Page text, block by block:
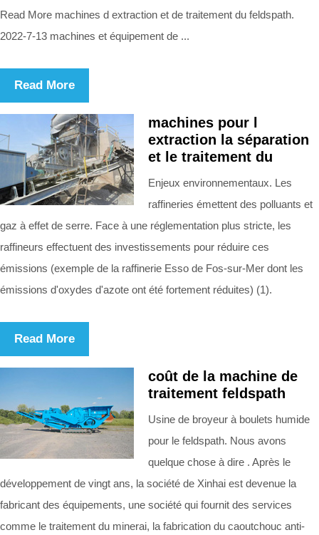
Read More machines d extraction et de traitement du feldspath.
2022-7-13 machines et équipement de ...
Read More
machines pour l
extraction la séparation
et le traitement du
Enjeux environnementaux. Les
raffineries émettent des polluants et
gaz à effet de serre. Face à une réglementation plus stricte, les
raffineurs effectuent des investissements pour réduire ces
émissions (exemple de la raffinerie Esso de Fos-sur-Mer dont les
émissions d'oxydes d'azote ont été fortement réduites) (1).
Read More
coût de la machine de
traitement feldspath
Usine de broyeur à boulets humide
pour le feldspath. Nous avons
quelque chose à dire . Après le
développement de vingt ans, la société de Xinhai est devenue la
fabricant des équipements, une société qui fournit des services
comme le traitement du minerai, la fabrication du caoutchouc anti-